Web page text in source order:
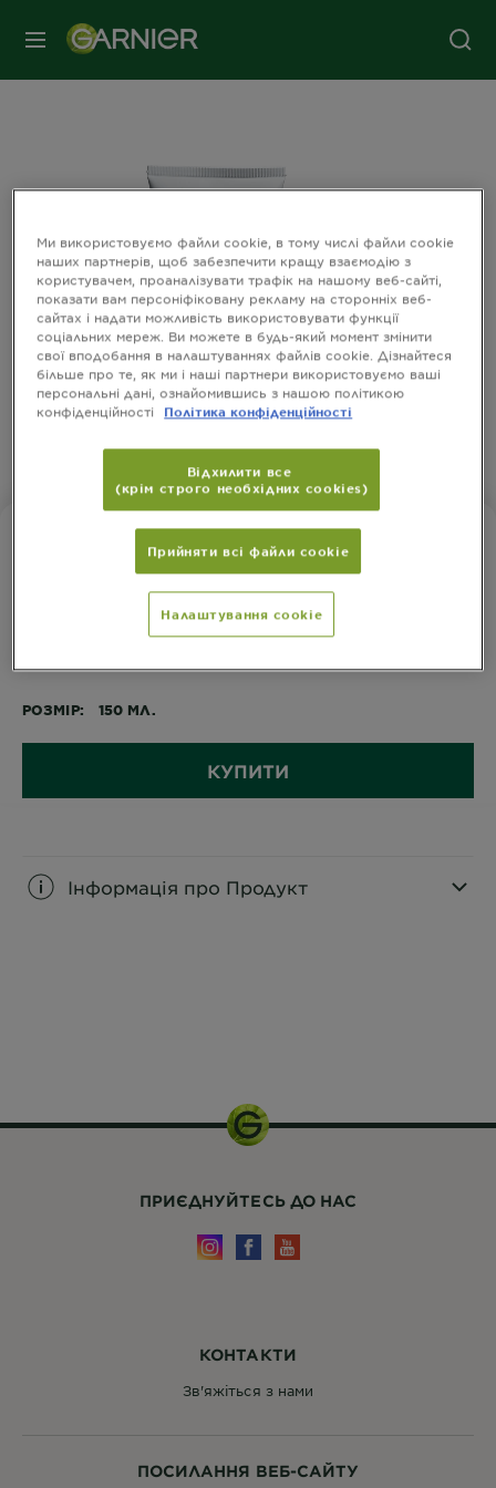
МЕНЮ
SLIDE 1SLIDE 2
ЗАСІБ 3 В 1 ГЕЛЬ ДЛЯ ВМИВАННЯ,
СКРАБ І МАСКА
РОЗМІР 150 МЛ.
КУПИТИ
Інформація про Продукт
ПОСИЛАННЯ ВЕБ-САЙТУ
КОНТАКТИ
Зв'яжіться з нами
ПРИЄДНУЙТЕСЬ ДО НАС
Ми використовуємо файли cookie, в тому числі файли cookie
наших партнерів, щоб забезпечити кращу взаємодію з
користувачем, проаналізувати трафік на нашому веб-сайті,
показати вам персоніфіковану рекламу на сторонніх веб-
сайтах і надати можливість використовувати функції
соціальних мереж. Ви можете в будь-який момент змінити
свої вподобання в налаштуваннях файлів cookie. Дізнайтеся
більше про те, як ми і наші партнери використовуємо ваші
персональні дані, ознайомившись з нашою політикою
конфіденційності
Політика конфіденційності
Відхилити все
(крім строго необхідних cookies)
Прийняти всі файли сookie
Налаштування cookie